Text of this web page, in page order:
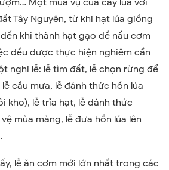
Tây Nguyên, từ khi hạt lúa giống
khi thành hạt gạo để nấu cơm
đều được thực hiện nghiêm cẩn
nghi lễ: lễ tìm đất, lễ chọn rừng để
cầu mưa, lễ đánh thức hồn lúa
kho), lễ trỉa hạt, lễ đánh thức
mùa màng, lễ đưa hồn lúa lên
lễ ăn cơm mới lớn nhất trong các